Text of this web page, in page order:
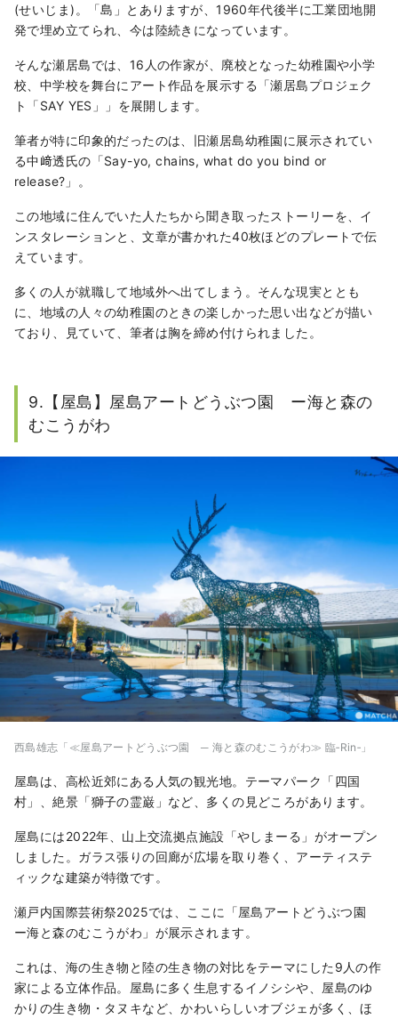
(せいじま)。「島」とありますが、1960年代後半に工業団地開
発で埋め立てられ、今は陸続きになっています。
そんな瀬居島では、16人の作家が、廃校となった幼稚園や小学
校、中学校を舞台にアート作品を展示する「瀬居島プロジェク
ト「SAY YES」」を展開します。
筆者が特に印象的だったのは、旧瀬居島幼稚園に展示されてい
る中﨑透氏の「Say-yo, chains, what do you bind or
release?」。
この地域に住んでいた人たちから聞き取ったストーリーを、イ
ンスタレーションと、文章が書かれた40枚ほどのプレートで伝
えています。
多くの人が就職して地域外へ出てしまう。そんな現実ととも
に、地域の人々の幼稚園のときの楽しかった思い出などが描い
ており、見ていて、筆者は胸を締め付けられました。
9.【屋島】屋島アートどうぶつ園 ー海と森の
むこうがわ
西島雄志「≪屋島アートどうぶつ園 ─ 海と森のむこうがわ≫ 臨‐Rin‐」
屋島は、高松近郊にある人気の観光地。テーマパーク「四国
村」、絶景「獅子の霊巌」など、多くの見どころがあります。
屋島には2022年、山上交流拠点施設「やしまーる」がオープン
しました。ガラス張りの回廊が広場を取り巻く、アーティステ
ィックな建築が特徴です。
瀬戸内国際芸術祭2025では、ここに「屋島アートどうぶつ園
ー海と森のむこうがわ」が展示されます。
これは、海の生き物と陸の生き物の対比をテーマにした9人の作
家による立体作品。屋島に多く生息するイノシシや、屋島のゆ
かりの生き物・タヌキなど、かわいらしいオブジェが多く、ほ